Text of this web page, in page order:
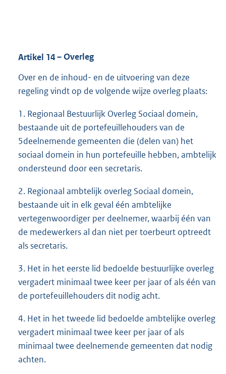
Artikel 14– Overleg
Over en de inhoud- en de uitvoering van deze
regeling vindt op de volgende wijze overleg plaats:
1. Regionaal Bestuurlijk Overleg Sociaal domein,
bestaande uit de portefeuillehouders van de
5deelnemende gemeenten die (delen van) het
sociaal domein in hun portefeuille hebben, ambtelijk
ondersteund door een secretaris.
2. Regionaal ambtelijk overleg Sociaal domein,
bestaande uit in elk geval één ambtelijke
vertegenwoordiger per deelnemer, waarbij één van
de medewerkers al dan niet per toerbeurt optreedt
als secretaris.
3. Het in het eerste lid bedoelde bestuurlijke overleg
vergadert minimaal twee keer per jaar of als één van
de portefeuillehouders dit nodig acht.
4. Het in het tweede lid bedoelde ambtelijke overleg
vergadert minimaal twee keer per jaar of als
minimaal twee deelnemende gemeenten dat nodig
achten.